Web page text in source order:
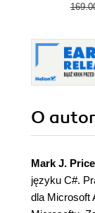
O
Mark J. Price
języku C#.
dla Microsoft